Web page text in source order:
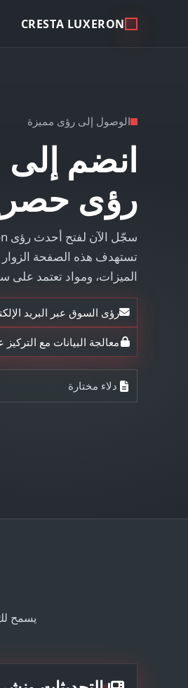
CRESTA LUXERON
الوصول إلى رؤى مميزة
رؤى
تستهدف هذه الصفحة
الميزات، ومواد تعتمد على
رؤى السوق عبر البريد
معالجة البيانات مع
دلاء مختارة
يسمح